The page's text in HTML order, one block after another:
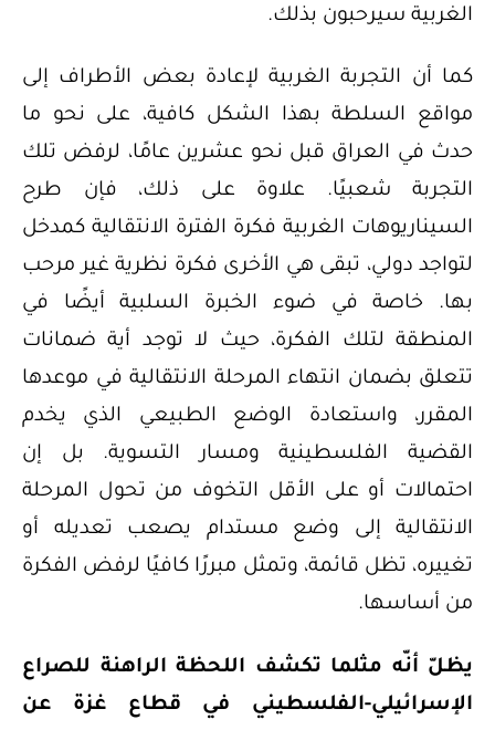
الغربية سيرحبون بذلك.
كما أن التجربة الغربية لإعادة بعض الأطراف إلى
مواقع السلطة بهذا الشكل كافية، على نحو ما
حدث في العراق قبل نحو عشرين عامًا، لرفض تلك
التجربة شعبيًا. علاوة على ذلك، فإن طرح
السيناريوهات الغربية فكرة الفترة الانتقالية كمدخل
لتواجد دولي، تبقى هي الأخرى فكرة نظرية غير مرحب
بها. خاصة في ضوء الخبرة السلبية أيضًا في
المنطقة لتلك الفكرة، حيث لا توجد أية ضمانات
تتعلق بضمان انتهاء المرحلة الانتقالية في موعدها
المقرر، واستعادة الوضع الطبيعي الذي يخدم
القضية الفلسطينية ومسار التسوية. بل إن
احتمالات أو على الأقل التخوف من تحول المرحلة
الانتقالية إلى وضع مستدام يصعب تعديله أو
تغييره، تظل قائمة، وتمثل مبررًا كافيًا لرفض الفكرة
من أساسها.
يظلّ أنّه مثلما تكشف اللحظة الراهنة للصراع
الإسرائيلي-الفلسطيني في قطاع غزة عن